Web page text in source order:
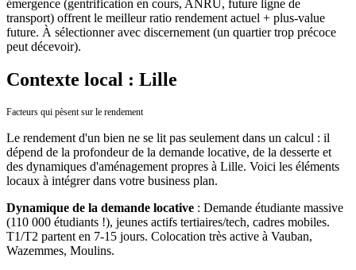
émergence (gentrification en cours, ANRU, future ligne de
transport) offrent le meilleur ratio rendement actuel + plus-value
future. À sélectionner avec discernement (un quartier trop précoce
peut décevoir).
Contexte local : Lille
Facteurs qui pèsent sur le rendement
Le rendement d'un bien ne se lit pas seulement dans un calcul : il
dépend de la profondeur de la demande locative, de la desserte et
des dynamiques d'aménagement propres à Lille. Voici les éléments
locaux à intégrer dans votre business plan.
Dynamique de la demande locative : Demande étudiante massive
(110 000 étudiants !), jeunes actifs tertiaires/tech, cadres mobiles.
T1/T2 partent en 7-15 jours. Colocation très active à Vauban,
Wazemmes, Moulins.